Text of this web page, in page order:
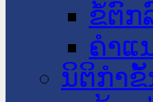
ຂໍ້ຕົກ
ຄໍາແ
ນິຕິກຳ